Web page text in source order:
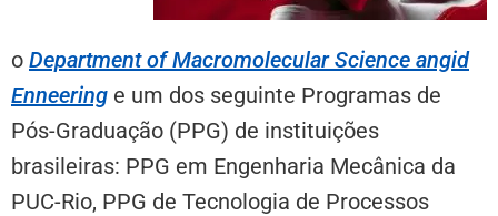
o Department of Macromolecular Science angid
Enneering e um dos seguinte Programas de
Pós-Graduação (PPG) de instituições
brasileiras: PPG em Engenharia Mecânica da
PUC-Rio, PPG de Tecnologia de Processos